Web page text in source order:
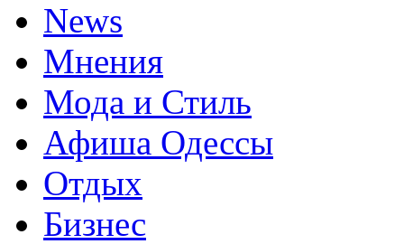
News
Мнения
Мода и Стиль
Афиша Одессы
Отдых
Бизнес